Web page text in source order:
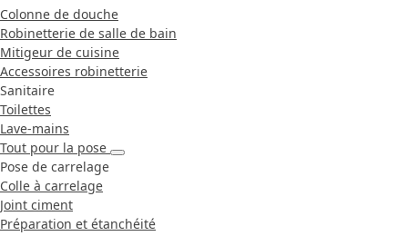
Colonne de douche
Robinetterie de salle de bain
Mitigeur de cuisine
Accessoires robinetterie
Sanitaire
Toilettes
Lave-mains
Tout pour la pose
Pose de carrelage
Colle à carrelage
Joint ciment
Préparation et étanchéité